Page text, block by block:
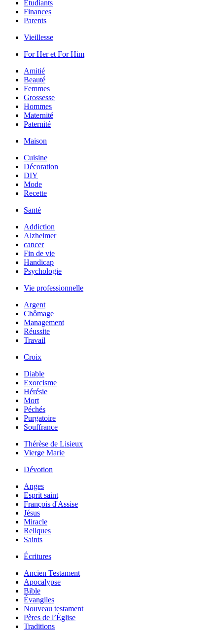
Étudiants
Finances
Parents
Vieillesse
For Her et For Him
Amitié
Beauté
Femmes
Grossesse
Hommes
Maternité
Paternité
Maison
Cuisine
Décoration
DIY
Mode
Recette
Santé
Addiction
Alzheimer
cancer
Fin de vie
Handicap
Psychologie
Vie professionnelle
Argent
Chômage
Management
Réussite
Travail
Croix
Diable
Exorcisme
Hérésie
Mort
Péchés
Purgatoire
Souffrance
Thérèse de Lisieux
Vierge Marie
Dévotion
Anges
Esprit saint
François d'Assise
Jésus
Miracle
Reliques
Saints
Écritures
Ancien Testament
Apocalypse
Bible
Évangiles
Nouveau testament
Pères de l’Église
Traditions